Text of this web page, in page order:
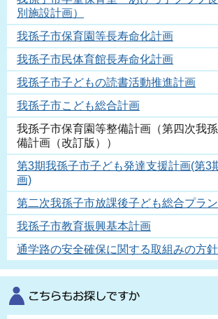
別施設計画）
我孫子市保育園等長寿命化計画
我孫子市民体育館長寿命化計画
我孫子市子どもの読書活動推進計画
我孫子市こども総合計画
我孫子市保育園等整備計画（第四次我
備計画（改訂版））
第3期我孫子市子ども発達支援計画(第3
画)
第二次我孫子市放課後子ども総合プラ
我孫子市教育振興基本計画
通学路の安全確保に関する取組みの方